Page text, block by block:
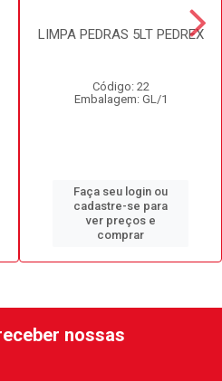
LIMPA PEDRAS 5LT PEDREX
Código: 22
Embalagem: GL/1
Faça seu login ou
cadastre-se para
ver preços e
comprar
nossas